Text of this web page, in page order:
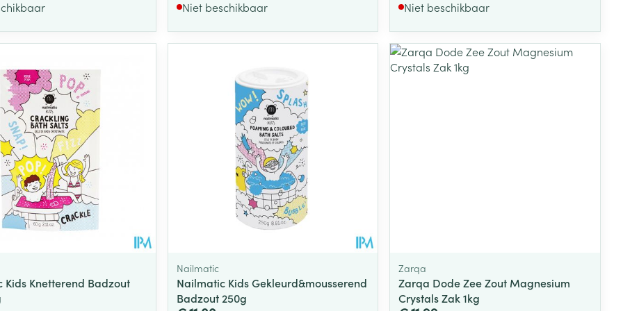
-
middelen
Parfums en
geurproducten
Zelfbruiner
Toon meer
Mondmaskers
Niet beschikbaar Niet beschikbaar
Kids Knetterend Badzout
Nailmatic
Nailmatic Kids Gekleurd&mousserend
Badzout 250g
Zarqa
Zarqa Dode Zee Zout Magnesium
Crystals Zak 1kg